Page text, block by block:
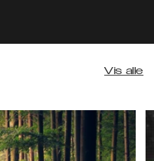
Vis alle